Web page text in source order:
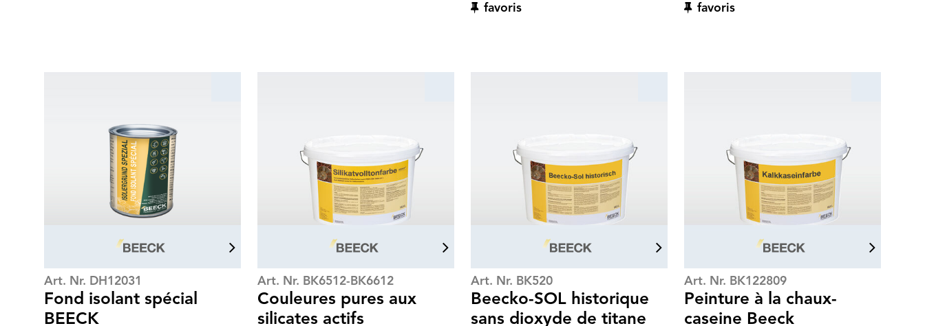
recouvertes de résine synthétique.
favoris
d'eau et respectueuse de
favoris
Art. Nr. DH12031
Fond isolant spécial
BEECK
Art. Nr. BK6512-BK6612
Couleures pures aux
silicates actifs
Art. Nr. BK520
Beecko-SOL historique
sans dioxyde de titane
Art. Nr. BK122809
Peinture à la chaux-
caseine Beeck